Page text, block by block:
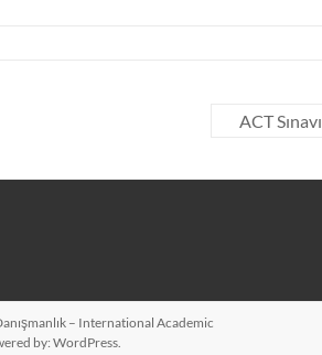
ACT Sınavı
– International Academic
by: WordPress.